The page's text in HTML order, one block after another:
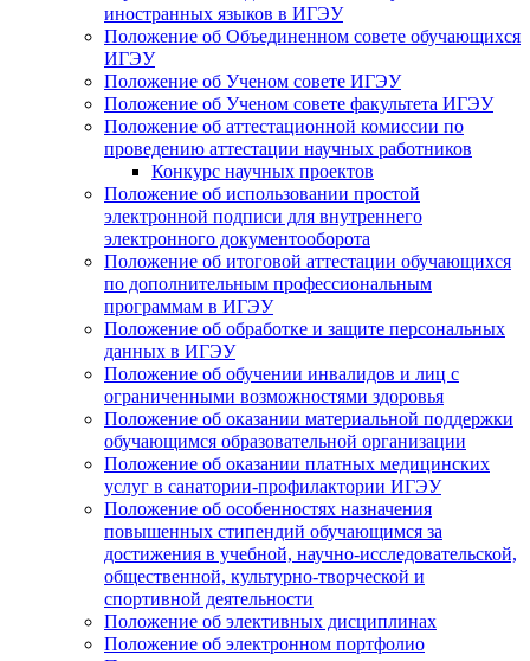
иностранных языков в ИГЭУ
Положение об Объединенном совете обучающихся
ИГЭУ
Положение об Ученом совете ИГЭУ
Положение об Ученом совете факультета ИГЭУ
Положение об аттестационной комиссии по
проведению аттестации научных работников
Конкурс научных проектов
Положение об использовании простой
электронной подписи для внутреннего
электронного документооборота
Положение об итоговой аттестации обучающихся
по дополнительным профессиональным
программам в ИГЭУ
Положение об обработке и защите персональных
данных в ИГЭУ
Положение об обучении инвалидов и лиц с
ограниченными возможностями здоровья
Положение об оказании материальной поддержки
обучающимся образовательной организации
Положение об оказании платных медицинских
услуг в санатории-профилактории ИГЭУ
Положение об особенностях назначения
повышенных стипендий обучающимся за
достижения в учебной, научно-исследовательской,
общественной, культурно-творческой и
спортивной деятельности
Положение об элективных дисциплинах
Положение об электронном портфолио